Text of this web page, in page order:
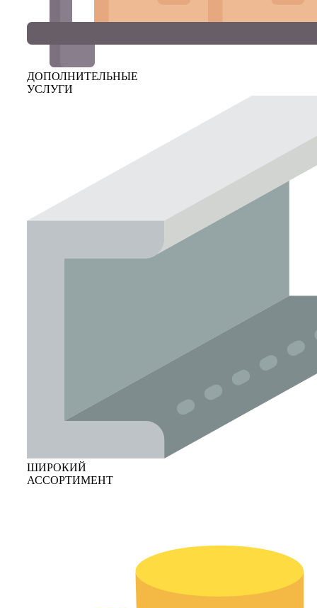
ДОПОЛНИТЕЛЬНЫЕ
УСЛУГИ
ШИРОКИЙ
АССОРТИМЕНТ